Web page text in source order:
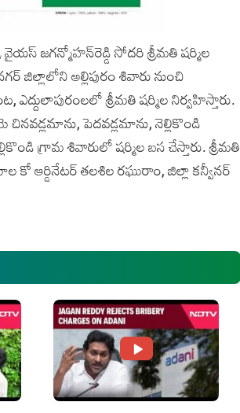
వైయస్ జగ‌న్మోహన్‌రెడ్డి సోదరి శ్రీమతి షర్మిల
జిల్లాలోని అల్లిపురం శివారు నుంచి
ఎద్దులాపురంలలో శ్రీమతి షర్మిల నిర్వహిస్తారు.
పెదవడ్లమాను, నెల్లికొండి
గ్రామ శివారులో షర్మిల బస చేస్తారు. శ్రీమతి
కో ఆర్డినేటర్ తలశిల రఘురాం, జిల్లా కన్వీన‌ర్